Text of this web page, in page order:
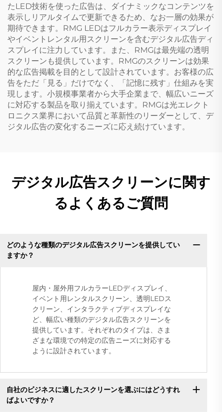
たLED技術を使った広告は、ダイナミックなコンテンツを
表示しリアルタイムで更新できるため、なお一層の効果が
期待できます。RMG LEDはフルカラー表示ディスプレイ
やイベントレンタル用スクリーンを含むデジタル広告ディ
スプレイに注力しています。また、RMGは最先端の透明
スクリーンも提供しています。RMGのスクリーンは効果
的な広告掲載を目的として設計されています。お客様の広
告をただ「見る」だけでなく、「記憶に残す」仕組みを実
現します。小規模事業者から大手企業まで、幅広いニーズ
に対応する製品を取り揃えています。RMGは光エレクト
ロニクス業界において品質と革新性のリーダーとして、デ
ジタル広告の変化するニーズに応え続けています。
デジタル広告スクリーンに関す
るよくあるご質問
どのような種類のデジタル広告スクリーンを提供してい
ますか？
屋内・屋外用フルカラーLEDディスプレイ、
イベント用レンタルスクリーン、透明LEDス
クリーン、インタラクティブディスプレイな
ど、幅広い種類のデジタル広告スクリーンを
提供しています。それぞれのタイプは、さま
ざまな環境での特定の広告ニーズに対応する
ように設計されています。
自社のビジネスに適したスクリーンを選ぶにはどうすれ
ばよいですか？